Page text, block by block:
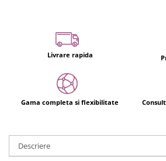
Livrare rapida
Gama completa si flexibilitate
Descriere